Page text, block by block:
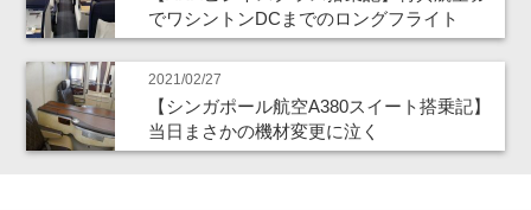
でワシントンDCまでのロングフライト
2021/02/27
【シンガポール航空A380スイート搭乗記】
当日まさかの機材変更に泣く